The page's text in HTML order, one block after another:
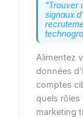
"Trouver
signaux
Alimentez
données
comptes
quels rôles
marketing